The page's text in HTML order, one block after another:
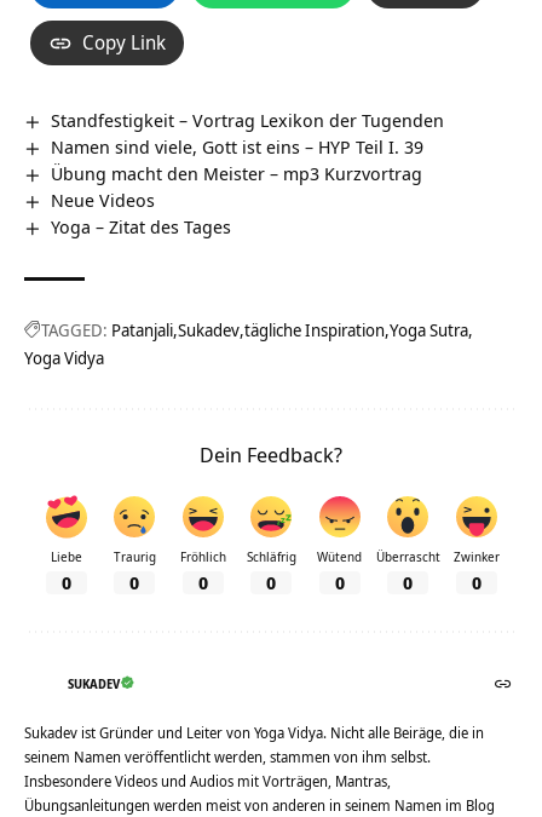
Copy Link
Standfestigkeit – Vortrag Lexikon der Tugenden
Namen sind viele, Gott ist eins – HYP Teil I. 39
Übung macht den Meister – mp3 Kurzvortrag
Neue Videos
Yoga – Zitat des Tages
TAGGED: Patanjali Sukadev tägliche Inspiration Yoga Sutra
Yoga Vidya
Dein Feedback?
Liebe
0
Traurig
0
Fröhlich
0
Schläfrig
0
Wütend
0
Überrascht
0
Zwinker
0
SUKADEV
Sukadev ist Gründer und Leiter von Yoga Vidya. Nicht alle Beiräge, die in
seinem Namen veröffentlicht werden, stammen von ihm selbst.
Insbesondere Videos und Audios mit Vorträgen, Mantras,
Übungsanleitungen werden meist von anderen in seinem Namen im Blog